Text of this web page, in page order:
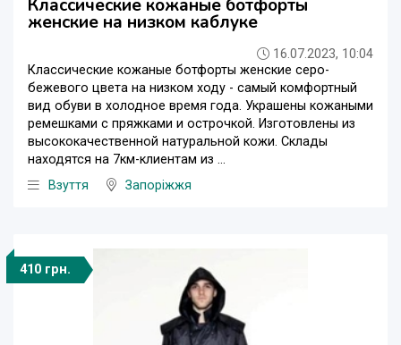
Классические кожаные ботфорты
женские на низком каблуке
16.07.2023, 10:04
Классические кожаные ботфорты женские серо-
бежевого цвета на низком ходу - самый комфортный
вид обуви в холодное время года. Украшены кожаными
ремешками с пряжками и острочкой. Изготовлены из
высококачественной натуральной кожи. Склады
находятся на 7км-клиентам из ...
Взуття
Запоріжжя
410 грн.